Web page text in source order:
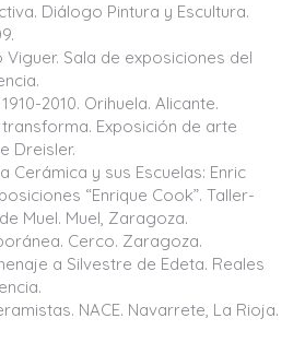
Diálogo Pintura y Escultura.
Sala de exposiciones del
2010. Orihuela. Alicante.
Exposición de arte
Dreisler.
Cerámica y sus Escuelas: Enric
“Enrique Cook”. Taller-
Muel. Muel, Zaragoza.
Cerco. Zaragoza.
a Silvestre de Edeta. Reales
NACE. Navarrete, La Rioja.